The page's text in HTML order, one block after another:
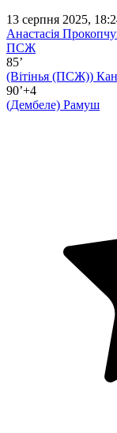
13 серпня 2025,
Анастасія
ПСЖ
85’
(Вітінья (ПСЖ))
90’+4
(Дембеле) Рамуш